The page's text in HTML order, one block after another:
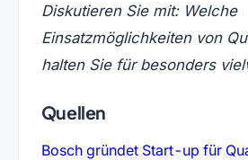
Diskutieren Sie mit: Welche
Einsatzmöglichkeiten von
halten Sie für besonders
Quellen
Bosch gründet Start-up für